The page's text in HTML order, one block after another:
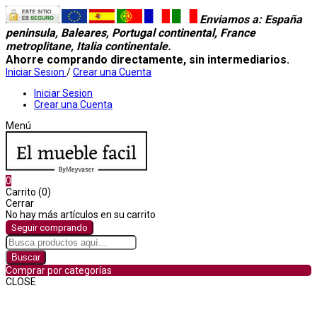
Enviamos a: España
peninsula, Baleares, Portugal continental, France
metroplitane, Italia continentale.
Ahorre comprando directamente, sin intermediarios.
Iniciar Sesion /Crear una Cuenta
Iniciar Sesion
Crear una Cuenta
Menú
0
Carrito (0)
Cerrar
No hay más artículos en su carrito
Seguir comprando
Buscar
Comprar por categorías
CLOSE